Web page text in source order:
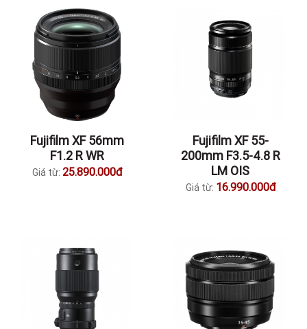
Fujifilm XF 56mm
F1.2 R WR
Giá từ: 25.890.000đ
Fujifilm XF 55-
200mm F3.5-4.8 R
LM OIS
Giá từ: 16.990.000đ